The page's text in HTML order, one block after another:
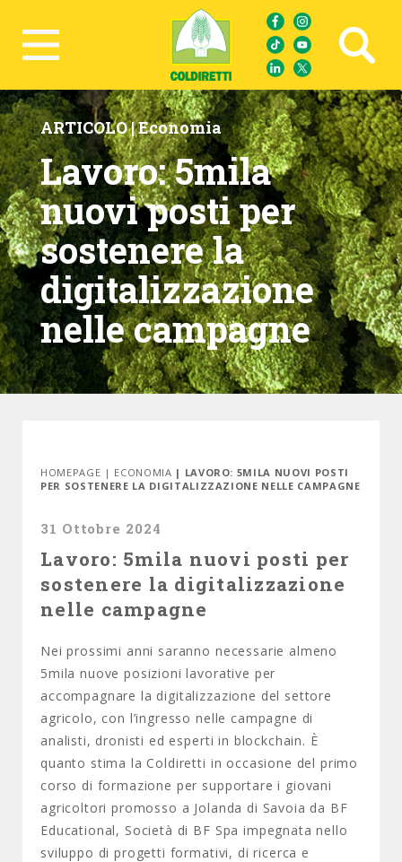
Ricerca avanzata
ARTICOLO |Economia
Lavoro: 5mila
nuovi posti per
sostenere la
digitalizzazione
nelle campagne
HOMEPAGE | ECONOMIA | LAVORO: 5MILA NUOVI POSTI
PER SOSTENERE LA DIGITALIZZAZIONE NELLE CAMPAGNE
31 Ottobre 2024
Lavoro: 5mila nuovi posti per
sostenere la digitalizzazione
nelle campagne
Nei prossimi anni saranno necessarie almeno
5mila nuove posizioni lavorative per
accompagnare la digitalizzazione del settore
agricolo, con l’ingresso nelle campagne di
analisti, dronisti ed esperti in blockchain. È
quanto stima la Coldiretti in occasione del primo
corso di formazione per supportare i giovani
agricoltori promosso a Jolanda di Savoia da BF
Educational, Società di BF Spa impegnata nello
sviluppo di progetti formativi, di ricerca e